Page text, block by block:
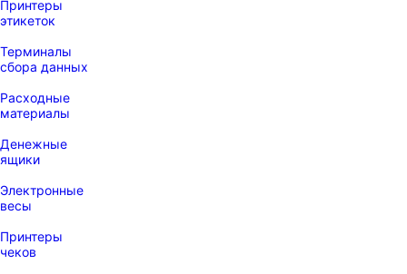
Принтеры
этикеток
Терминалы
сбора данных
Расходные
материалы
Денежные
ящики
Электронные
весы
Принтеры
чеков